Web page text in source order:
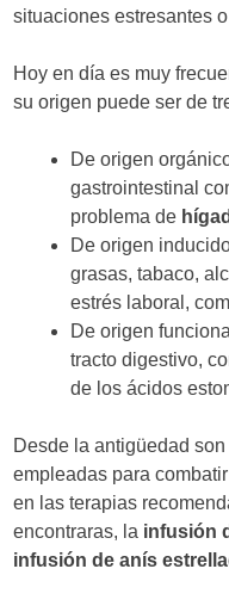
situaciones estresantes
Hoy en día es muy
su origen puede ser de
De origen
gastrointestinal
problema de
De origen
grasas, tabaco,
estrés laboral,
De origen
tracto digestivo,
de los ácidos
Desde la antigüedad
empleadas para
en las terapias
encontraras, la infusión
infusión de anís